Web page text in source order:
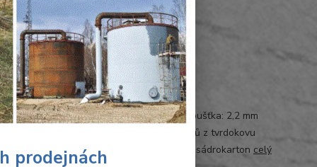
Ohodnotit produkt
parametry: Průměr kotouče: 160 mm Tloušťka: 2,2 mm
upínacího otvoru: 20 mm 18 střídavých zubů z tvrdokovu
dřevo dřevotřískové a dřevovláknité desky sádrokarton celý
prodejnách